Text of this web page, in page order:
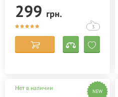
299 грн.
3
Нет в наличии NEW